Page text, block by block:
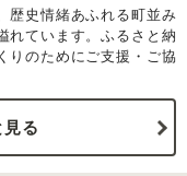
歴史情緒あふれる町並み
れています。ふるさと納
りのためにご支援・ご協
見る